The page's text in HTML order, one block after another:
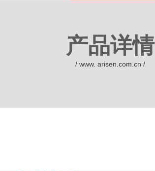
产品详情
/ www. arisen.com.cn /